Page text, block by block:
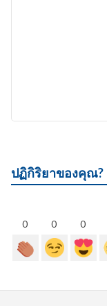
ปฏิกิริยาของคุณ?
0 0 0